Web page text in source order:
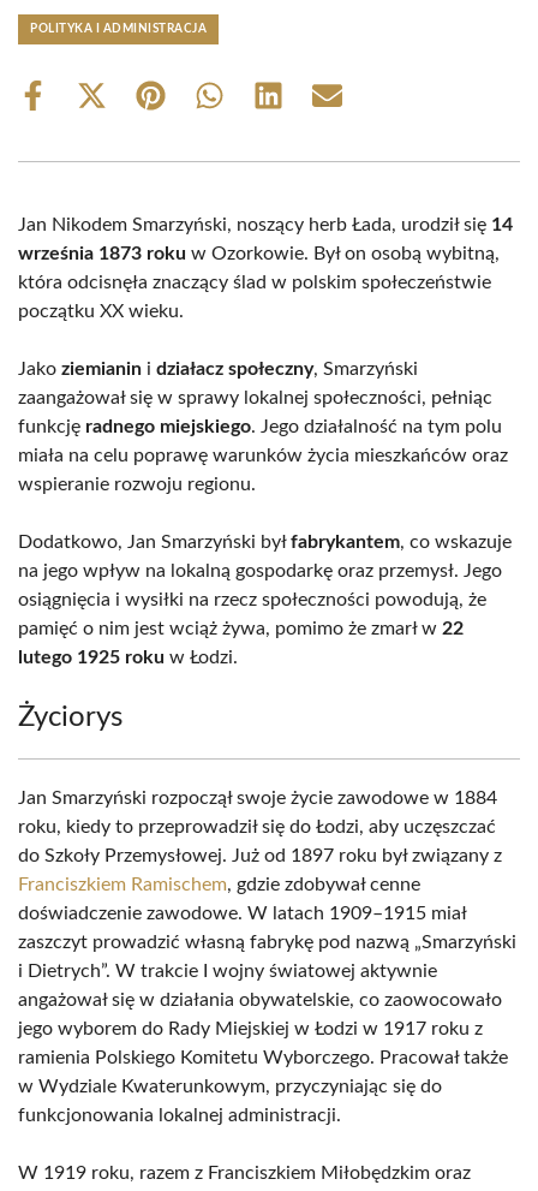
POLITYKA I ADMINISTRACJA
Share
Share
(Twitter)
Share Share Share Share
Jan Nikodem Smarzyński, noszący herb Łada, urodził się 14
września 1873 roku w Ozorkowie. Był on osobą wybitną,
która odcisnęła znaczący ślad w polskim społeczeństwie
początku XX wieku.
Jako ziemianin i działacz społeczny, Smarzyński
zaangażował się w sprawy lokalnej społeczności, pełniąc
funkcję radnego miejskiego. Jego działalność na tym polu
miała na celu poprawę warunków życia mieszkańców oraz
wspieranie rozwoju regionu.
Dodatkowo, Jan Smarzyński byłfabrykantem, co wskazuje
na jego wpływ na lokalną gospodarkę oraz przemysł. Jego
osiągnięcia i wysiłki na rzecz społeczności powodują, że
pamięć o nim jest wciąż żywa, pomimo że zmarł w 22
lutego 1925 roku w Łodzi.
Życiorys
Jan Smarzyński rozpoczął swoje życie zawodowe w 1884
roku, kiedy to przeprowadził się do Łodzi, aby uczęszczać
do Szkoły Przemysłowej. Już od 1897 roku był związany z
Franciszkiem Ramischem, gdzie zdobywał cenne
doświadczenie zawodowe. W latach 1909–1915 miał
zaszczyt prowadzić własną fabrykę pod nazwą „Smarzyński
i Dietrych”. W trakcie I wojny światowej aktywnie
angażował się w działania obywatelskie, co zaowocowało
jego wyborem do Rady Miejskiej w Łodzi w 1917 roku z
ramienia Polskiego Komitetu Wyborczego. Pracował także
w Wydziale Kwaterunkowym, przyczyniając się do
funkcjonowania lokalnej administracji.
W 1919 roku, razem z Franciszkiem Miłobędzkim oraz